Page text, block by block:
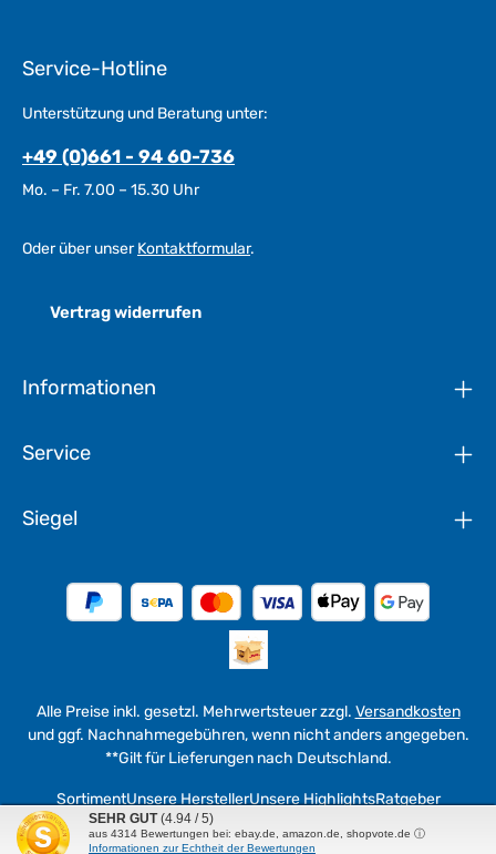
Service-Hotline
Unterstützung und Beratung unter:
+49 (0)661 - 94 60-736
Mo. – Fr. 7.00 – 15.30 Uhr
Oder über unserKontaktformular.
Vertrag widerrufen
Informationen
Service
Siegel
Alle Preise inkl. gesetzl. Mehrwertsteuer zzgl. Versandkosten
und ggf. Nachnahmegebühren, wenn nicht anders angegeben.
**Gilt für Lieferungen nach Deutschland.
© 2026 werkzeuge4u - with byWEMAG in Fulda
SortimentUnsere HerstellerUnsere HighlightsRatgeber
SEHR GUT (4.94 / 5)
aus 4314 Bewertungen bei: ebay.de, amazon.de, shopvote.de ⓘ
Informationen zur Echtheit der Bewertungen